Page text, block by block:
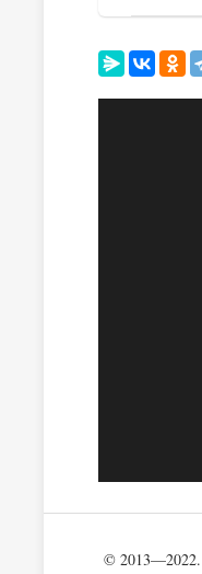
© 2013—2022.